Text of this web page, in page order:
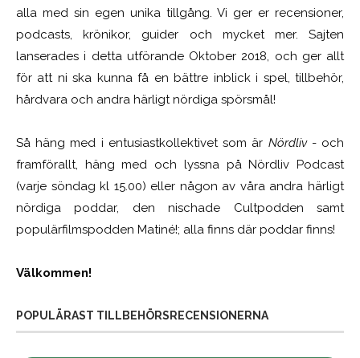
alla med sin egen unika tillgång. Vi ger er recensioner,
podcasts, krönikor, guider och mycket mer. Sajten
lanserades i detta utförande Oktober 2018, och ger allt
för att ni ska kunna få en bättre inblick i spel, tillbehör,
hårdvara och andra härligt nördiga spörsmål!
Så häng med i entusiastkollektivet som är Nördliv- och
framförallt, häng med och lyssna på Nördliv Podcast
(varje söndag kl 15.00) eller någon av våra andra härligt
nördiga poddar, den nischade Cultpodden samt
populärfilmspodden Matiné!; alla finns där poddar finns!
Välkommen!
POPULÄRAST TILLBEHÖRSRECENSIONERNA